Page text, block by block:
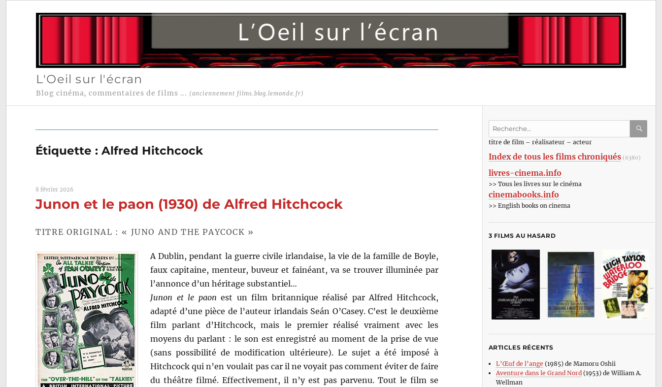
L'Oeil sur l'écran
Blog cinéma, commentaires de films ... (anciennement films.blog.lemonde.fr)
Étiquette :Alfred Hitchcock
8 février 2026
Junon et le paon (1930) de Alfred Hitchcock
TITRE ORIGINAL : « JUNO AND THE PAYCOCK »
A Dublin, pendant la guerre civile irlandaise, la vie de la famille de Boyle,
faux capitaine, menteur, buveur et fainéant, va se trouver illuminée par
l’annonce d’un héritage substantiel…
Junon et le paon est un film britannique réalisé par Alfred Hitchcock,
adapté d’une pièce de l’auteur irlandais Seán O’Casey. C’est le deuxième
film parlant d’Hitchcock, mais le premier réalisé vraiment avec les
moyens du parlant : le son est enregistré au moment de la prise de vue
(sans possibilité de modification ultérieure). Le sujet a été imposé à
Hitchcock qui n’en voulait pas car il ne voyait pas comment éviter de faire
du théâtre filmé. Effectivement, il n’y est pas parvenu. Tout le film se
Recherche
:titre de film – réalisateur – acteur
Index de tous les films chroniqués (6380)
livres-cinema.info
>> Tous les livres sur le cinéma
cinemabooks.info
>> English books on cinema
3 FILMS AU HASARD
ARTICLES RÉCENTS
L’Œuf de l’ange (1985) de Mamoru Oshii
Aventure dans le Grand Nord(1953) de William A.
Wellman